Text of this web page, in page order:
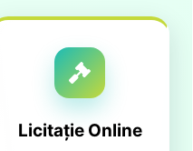
Licitație Online